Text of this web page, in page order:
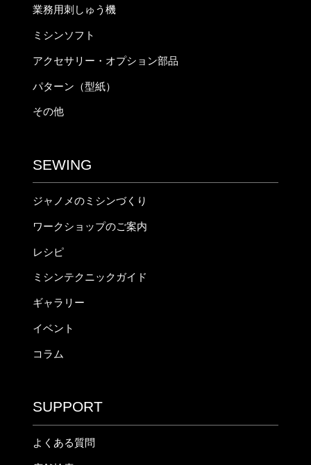
業務用刺しゅう機
ミシンソフト
アクセサリー・オプション部品
パターン（型紙）
その他
SEWING
ジャノメのミシンづくり
ワークショップのご案内
レシピ
ミシンテクニックガイド
ギャラリー
イベント
コラム
SUPPORT
よくある質問